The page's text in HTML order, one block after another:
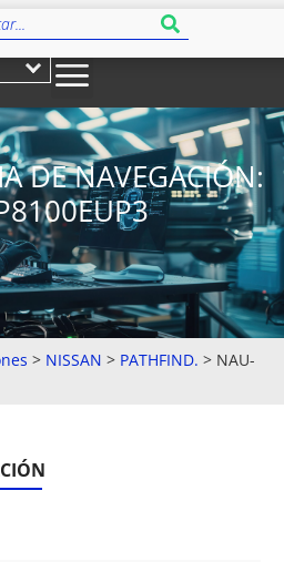
DE NAVEGACIÓN:
> NISSAN > PATHFIND. > NAU-